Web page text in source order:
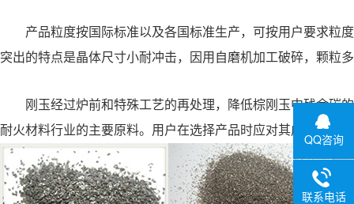
产品粒度按国际标准以及各国标准生产，可按用户要求粒度
突出的特点是晶体尺寸小耐冲击，因用自磨机加工破碎，颗粒
刚玉经过炉前和特殊工艺的再处理，降低棕刚玉中残余碳
耐火材料行业的主要原料。用户在选择产品时应对其成分含量
QQ咨询
联系电话